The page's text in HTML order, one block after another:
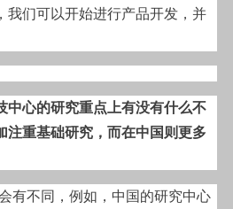
我们可以开始进行产品开发，并
中心的研究重点上有没有什么不
注重基础研究，而在中国则更多
有不同，例如，中国的研究中心